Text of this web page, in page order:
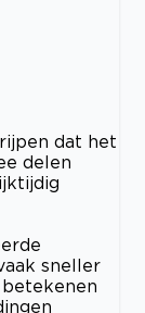
dat het
delen
sneller